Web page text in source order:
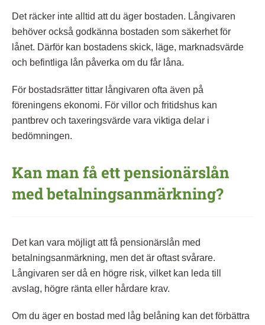
Det räcker inte alltid att du äger bostaden. Långivaren
behöver också godkänna bostaden som säkerhet för
lånet. Därför kan bostadens skick, läge, marknadsvärde
och befintliga lån påverka om du får låna.
För bostadsrätter tittar långivaren ofta även på
föreningens ekonomi. För villor och fritidshus kan
pantbrev och taxeringsvärde vara viktiga delar i
bedömningen.
Kan man få ett pensionärslån
med betalningsanmärkning?
Det kan vara möjligt att få pensionärslån med
betalningsanmärkning, men det är oftast svårare.
Långivaren ser då en högre risk, vilket kan leda till
avslag, högre ränta eller hårdare krav.
Om du äger en bostad med låg belåning kan det förbättra